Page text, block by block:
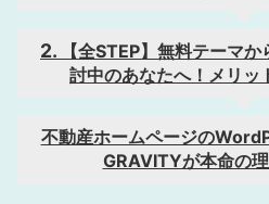
【全STEP】無料テーマ
討中のあなたへ！メリッ
不動産ホームページの
GRAVITYが本命の